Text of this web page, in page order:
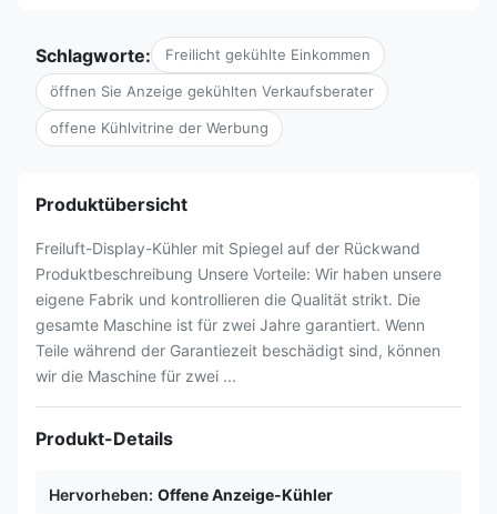
Schlagworte: Freilicht gekühlte Einkommen
öffnen Sie Anzeige gekühlten Verkaufsberater
offene Kühlvitrine der Werbung
Produktübersicht
Freiluft-Display-Kühler mit Spiegel auf der Rückwand
Produktbeschreibung Unsere Vorteile: Wir haben unsere
eigene Fabrik und kontrollieren die Qualität strikt. Die
gesamte Maschine ist für zwei Jahre garantiert. Wenn
Teile während der Garantiezeit beschädigt sind, können
wir die Maschine für zwei ...
Produkt-Details
Hervorheben: Offene Anzeige-Kühler